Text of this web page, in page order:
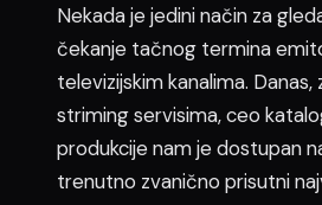
Nekada je jedini način za
čekanje tačnog termina
televizijskim kanalima. Danas,
striming servisima, ceo
produkcije nam je dostupan
trenutno zvanično prisutni